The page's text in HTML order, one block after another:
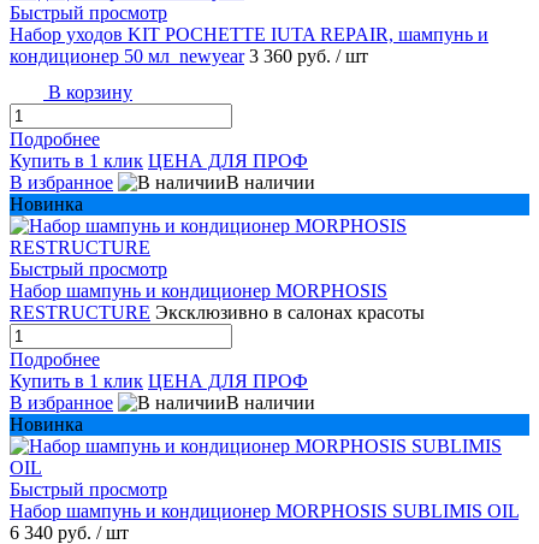
Быстрый просмотр
Набор уходов KIT POCHETTE IUTA REPAIR, шампунь и
кондиционер 50 мл_newyear 3 360 руб. / шт
В корзину
Подробнее
Купить в 1 клик ЦЕНА ДЛЯ ПРОФ
В избранное
В наличии
Новинка
Быстрый просмотр
Набор шампунь и кондиционер MORPHOSIS
RESTRUCTURE Эксклюзивно в салонах красоты
Подробнее
Купить в 1 клик ЦЕНА ДЛЯ ПРОФ
В избранное
В наличии
Новинка
Быстрый просмотр
Набор шампунь и кондиционер MORPHOSIS SUBLIMIS OIL
6 340 руб. / шт